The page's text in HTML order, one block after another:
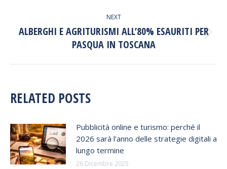
NEXT
Next
post:
ALBERGHI E AGRITURISMI ALL’80% ESAURITI PER
PASQUA IN TOSCANA
RELATED POSTS
Pubblicità online e turismo: perché il
2026 sarà l’anno delle strategie digitali a
lungo termine
26 Dicembre 2025